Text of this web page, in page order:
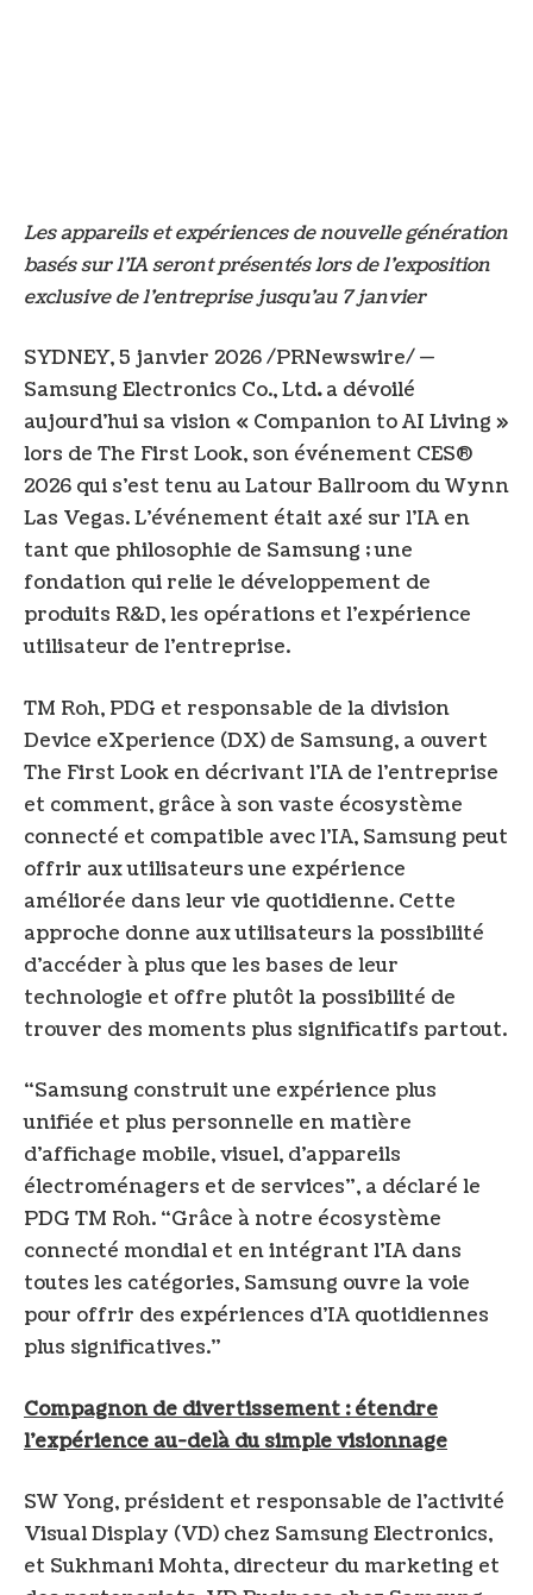
Les appareils et expériences de nouvelle génération
basés sur l’IA seront présentés lors de l’exposition
exclusive de l’entreprise jusqu’au 7 janvier
SYDNEY,5 janvier 2026/PRNewswire/ —
Samsung Electronics Co., Ltd.a dévoilé
aujourd’hui sa vision « Companion to AI Living »
lors de The First Look, son événement CES®
2026 qui s’est tenu au Latour Ballroom du Wynn
Las Vegas. L’événement était axé sur l’IA en
tant que philosophie de Samsung ; une
fondation qui relie le développement de
produits R&D, les opérations et l’expérience
utilisateur de l’entreprise.
TM Roh, PDG et responsable de la division
Device eXperience (DX) de Samsung, a ouvert
The First Look en décrivant l’IA de l’entreprise
et comment, grâce à son vaste écosystème
connecté et compatible avec l’IA, Samsung peut
offrir aux utilisateurs une expérience
améliorée dans leur vie quotidienne. Cette
approche donne aux utilisateurs la possibilité
d’accéder à plus que les bases de leur
technologie et offre plutôt la possibilité de
trouver des moments plus significatifs partout.
“Samsung construit une expérience plus
unifiée et plus personnelle en matière
d’affichage mobile, visuel, d’appareils
électroménagers et de services”, a déclaré le
PDG TM Roh. “Grâce à notre écosystème
connecté mondial et en intégrant l’IA dans
toutes les catégories, Samsung ouvre la voie
pour offrir des expériences d’IA quotidiennes
plus significatives.”
Compagnon de divertissement : étendre
l’expérience au-delà du simple visionnage
SW Yong, président et responsable de l’activité
Visual Display (VD) chez Samsung Electronics,
et Sukhmani Mohta, directeur du marketing et